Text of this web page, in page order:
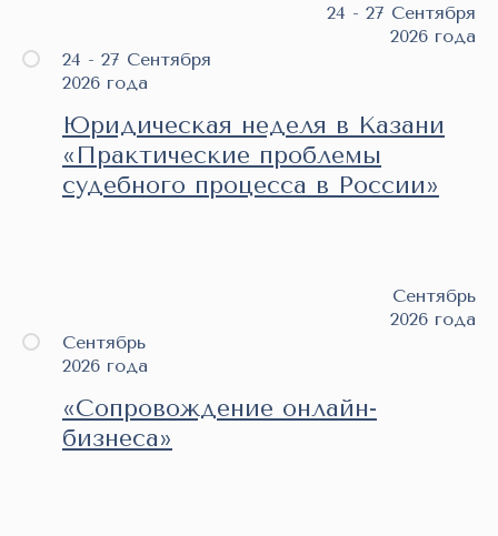
24 - 27 Сентября
2026 года
24 - 27 Сентября
2026 года
Юридическая неделя в Казани
«Практические проблемы
судебного процесса в России»
Сентябрь
2026 года
Сентябрь
2026 года
«Сопровождение онлайн-
бизнеса»